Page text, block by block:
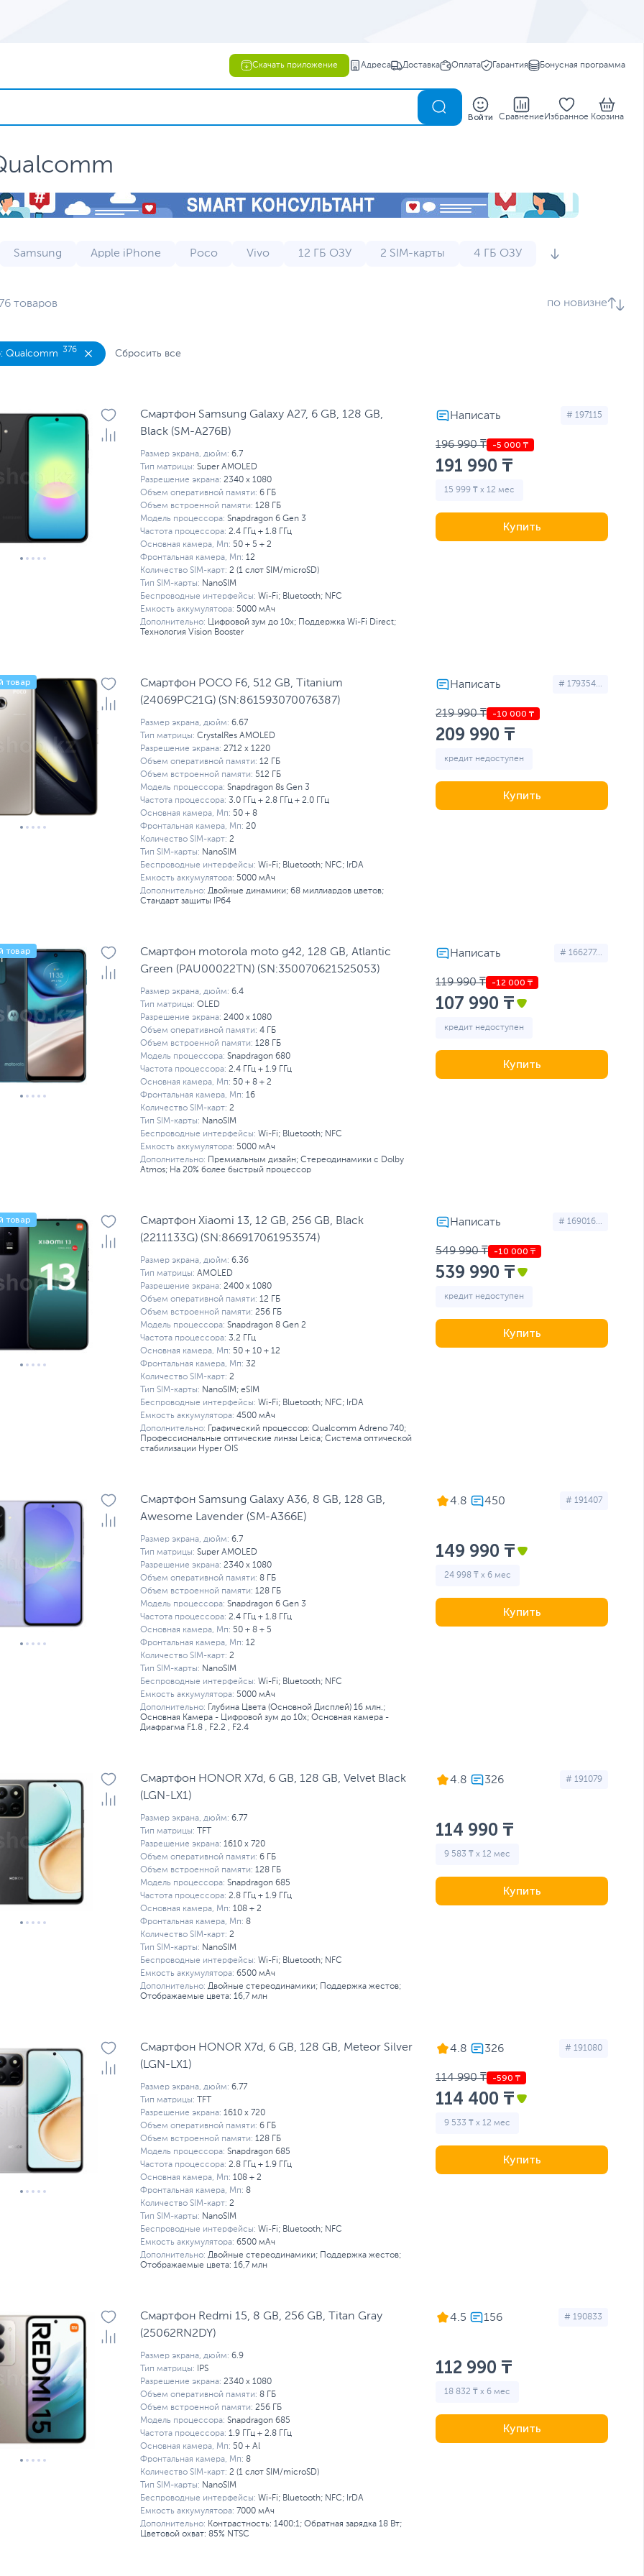
Скачать приложение Адреса Доставка Оплата Гарантия Бонусная программа
Войти Сравнение Избранное Корзина
Samsung Apple iPhone Poco Vivo 12 ГБ ОЗУ 2 SIM-карты 4 ГБ ОЗУ
Противоударные
(уцененный товар) Смартфоны с 4G
товаров по новизне
Qualcomm 376 Сбросить все
Смартфон Samsung Galaxy A27, 6 GB, 128 GB,
Black (SM-A276B)
Размер экрана, дюйм: 6.7
Тип матрицы: Super AMOLED
Разрешение экрана: 2340 x 1080
Объем оперативной памяти: 6 ГБ
Объем встроенной памяти: 128 ГБ
Модель процессора: Snapdragon 6 Gen 3
Частота процессора: 2.4 ГГц + 1.8 ГГц
Основная камера, Мп: 50 + 5 + 2
Фронтальная камера, Мп: 12
Количество SIM-карт: 2 (1 слот SIM/microSD)
Тип SIM-карты: NanoSIM
Беспроводные интерфейсы: Wi-Fi; Bluetooth; NFC
Емкость аккумулятора: 5000 мАч
Дополнительно: Цифровой зум до 10х; Поддержка Wi-Fi Direct;
Технология Vision Booster
# 197115
196 990 ₸
191 990 ₸
15 999 ₸ x 12 мес
Купить
товар
Смартфон POCO F6, 512 GB, Titanium
(24069PC21G) (SN:861593070076387)
Размер экрана, дюйм: 6.67
Тип матрицы: CrystalRes AMOLED
Разрешение экрана: 2712 x 1220
Объем оперативной памяти: 12 ГБ
Объем встроенной памяти: 512 ГБ
Модель процессора: Snapdragon 8s Gen 3
Частота процессора: 3.0 ГГц + 2.8 ГГц + 2.0 ГГц
Основная камера, Мп: 50 + 8
Фронтальная камера, Мп: 20
Количество SIM-карт: 2
Тип SIM-карты: NanoSIM
Беспроводные интерфейсы: Wi-Fi; Bluetooth; NFC; IrDA
Емкость аккумулятора: 5000 мАч
Дополнительно: Двойные динамики; 68 миллиардов цветов;
Стандарт защиты IP64
# 179354...
219 990 ₸
209 990 ₸
кредит недоступен
Купить
товар
Смартфон motorola moto g42, 128 GB, Atlantic
Green (PAU00022TN) (SN:350070621525053)
Размер экрана, дюйм: 6.4
Тип матрицы: OLED
Разрешение экрана: 2400 x 1080
Объем оперативной памяти: 4 ГБ
Объем встроенной памяти: 128 ГБ
Модель процессора: Snapdragon 680
Частота процессора: 2.4 ГГц + 1.9 ГГц
Основная камера, Мп: 50 + 8 + 2
Фронтальная камера, Мп: 16
Количество SIM-карт: 2
Тип SIM-карты: NanoSIM
Беспроводные интерфейсы: Wi-Fi; Bluetooth; NFC
Емкость аккумулятора: 5000 мАч
Дополнительно:
Премиальным дизайн; Стереодинамики с Dolby
Atmos; На 20% более быстрый процессор
# 166277...
119 990 ₸
107 990 ₸
кредит недоступен
Купить
товар
Смартфон Xiaomi 13, 12 GB, 256 GB, Black
(2211133G) (SN:866917061953574)
Размер экрана, дюйм: 6.36
Тип матрицы: AMOLED
Разрешение экрана: 2400 x 1080
Объем оперативной памяти: 12 ГБ
Объем встроенной памяти: 256 ГБ
Модель процессора: Snapdragon 8 Gen 2
Частота процессора: 3.2 ГГц
Основная камера, Мп: 50 + 10 + 12
Фронтальная камера, Мп: 32
Количество SIM-карт: 2
Тип SIM-карты: NanoSIM; eSIM
Беспроводные интерфейсы: Wi-Fi; Bluetooth; NFC; IrDA
Емкость аккумулятора: 4500 мАч
Дополнительно:
Графический процессор: Qualcomm Adreno 740;
Профессиональные оптические линзы Leica; Cистема оптической
стабилизации Hyper OIS
# 169016...
549 990 ₸
539 990 ₸
кредит недоступен
Купить
Смартфон Samsung Galaxy A36, 8 GB, 128 GB,
Awesome Lavender (SM-A366E)
Размер экрана, дюйм: 6.7
Тип матрицы: Super AMOLED
Разрешение экрана: 2340 x 1080
Объем оперативной памяти: 8 ГБ
Объем встроенной памяти: 128 ГБ
Модель процессора: Snapdragon 6 Gen 3
Частота процессора: 2.4 ГГц + 1.8 ГГц
Основная камера, Мп: 50 + 8 + 5
Фронтальная камера, Мп: 12
Количество SIM-карт: 2
Тип SIM-карты: NanoSIM
Беспроводные интерфейсы: Wi-Fi; Bluetooth; NFC
Емкость аккумулятора: 5000 мАч
Дополнительно:
Глубина Цвета (Основной Дисплей) 16 млн.;
Основная Камера - Цифровой зум до 10х; Основная камера -
Диафрагма F1.8 , F2.2 , F2.4
4.8 # 191407
149 990 ₸
24 998 ₸ x 6 мес
Купить
Смартфон HONOR X7d, 6 GB, 128 GB, Velvet Black
(LGN-LX1)
Размер экрана, дюйм: 6.77
Тип матрицы:
TFT
Разрешение экрана: 1610 x 720
Объем оперативной памяти: 6 ГБ
Объем встроенной памяти: 128 ГБ
Модель процессора: Snapdragon 685
Частота процессора: 2.8 ГГц + 1.9 ГГц
Основная камера, Мп: 108 + 2
Фронтальная камера, Мп: 8
Количество SIM-карт: 2
Тип SIM-карты: NanoSIM
Беспроводные интерфейсы: Wi-Fi; Bluetooth; NFC
Емкость аккумулятора: 6500 мАч
Дополнительно: Двойные стереодинамики; Поддержка жестов;
Отображаемые цвета: 16,7 млн
4.8 # 191079
114 990 ₸
9 583 ₸ x 12 мес
Купить
Смартфон HONOR X7d, 6 GB, 128 GB, Meteor Silver
(LGN-LX1)
Размер экрана, дюйм: 6.77
Тип матрицы:
TFT
Разрешение экрана: 1610 x 720
Объем оперативной памяти: 6 ГБ
Объем встроенной памяти: 128 ГБ
Модель процессора: Snapdragon 685
Частота процессора: 2.8 ГГц + 1.9 ГГц
Основная камера, Мп: 108 + 2
Фронтальная камера, Мп: 8
Количество SIM-карт: 2
Тип SIM-карты: NanoSIM
Беспроводные интерфейсы: Wi-Fi; Bluetooth; NFC
Емкость аккумулятора: 6500 мАч
Дополнительно: Двойные стереодинамики; Поддержка жестов;
Отображаемые цвета: 16,7 млн
4.8 # 191080
114 990 ₸
114 400 ₸
9 533 ₸ x 12 мес
Купить
Смартфон Redmi 15, 8 GB, 256 GB, Titan Gray
(25062RN2DY)
Размер экрана, дюйм: 6.9
Тип матрицы:
IPS
Разрешение экрана: 2340 x 1080
Объем оперативной памяти: 8 ГБ
Объем встроенной памяти: 256 ГБ
Модель процессора: Snapdragon 685
Частота процессора: 1.9 ГГц + 2.8 ГГц
Основная камера, Мп: 50 + Al
Фронтальная камера, Мп: 8
Количество SIM-карт: 2 (1 слот SIM/microSD)
Тип SIM-карты: NanoSIM
Беспроводные интерфейсы: Wi-Fi; Bluetooth; NFC; IrDA
Емкость аккумулятора: 7000 мАч
Дополнительно: Контрастность: 1400:1; Обратная зарядка 18 Вт;
Цветовой охват: 85% NTSC
4.5 # 190833
112 990 ₸
18 832 ₸ x 6 мес
Купить